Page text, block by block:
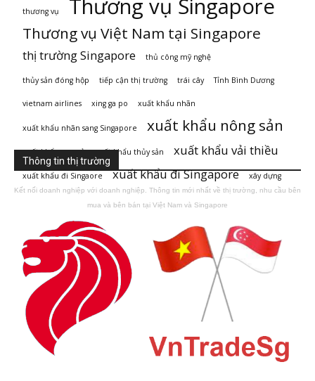
thương vụ Thương vụ Singapore
Thương vụ Việt Nam tại Singapore
thị trường Singapore thủ công mỹ nghệ
thủy sản đóng hộp tiếp cận thị trường trái cây Tỉnh Bình Dương
vietnam airlines xing ga po xuất khẩu nhãn
xuất khẩu nhãn sang Singapore xuất khẩu nông sản
xuất khẩu rau củ xuất khẩu thủy sản xuất khẩu vải thiều
xuất khẩu đi Singaore xuất khẩu đi Singapore xây dựng
Thông tin thị trường
Kết nối doanh nghiệp với doanh nghiệp. Thông tin mới nhất về thị trường, nhu cầu bên
mua và bên bán tại Việt Nam và Singapore